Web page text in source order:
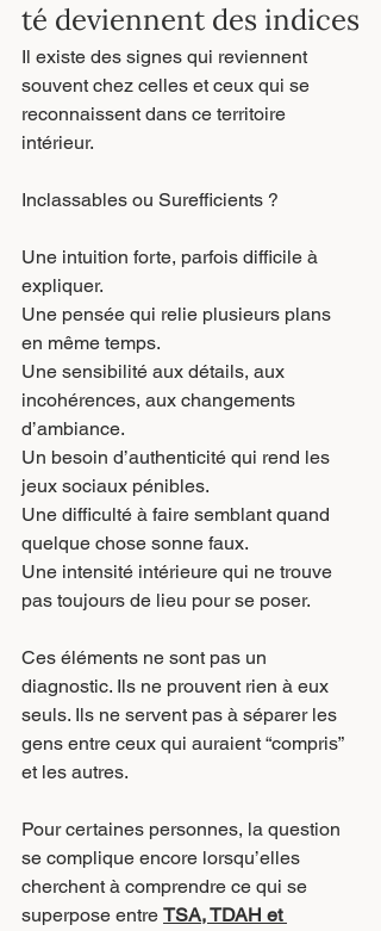
té deviennent des indices
Il existe des signes qui reviennent
souvent chez celles et ceux qui se
reconnaissent dans ce territoire
intérieur.
Inclassables ou Surefficients ?
Une intuition forte, parfois difficile à
expliquer.
Une pensée qui relie plusieurs plans
en même temps.
Une sensibilité aux détails, aux
incohérences, aux changements
d’ambiance.
Un besoin d’authenticité qui rend les
jeux sociaux pénibles.
Une difficulté à faire semblant quand
quelque chose sonne faux.
Une intensité intérieure qui ne trouve
pas toujours de lieu pour se poser.
Ces éléments ne sont pas un
diagnostic. Ils ne prouvent rien à eux
seuls. Ils ne servent pas à séparer les
gens entre ceux qui auraient “compris”
et les autres.
Pour certaines personnes, la question
se complique encore lorsqu’elles
cherchent à comprendre ce qui se
superpose entre TSA, TDAH et